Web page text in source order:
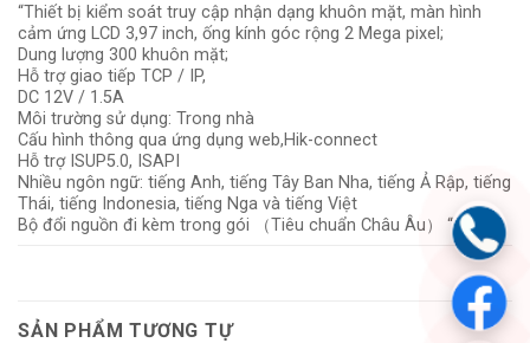
“Thiết bị kiểm soát truy cập nhận dạng khuôn mặt, màn hình
cảm ứng LCD 3,97 inch, ống kính góc rộng 2 Mega pixel;
Dung lượng 300 khuôn mặt;
Hỗ trợ giao tiếp TCP / IP,
DC 12V / 1.5A
Môi trường sử dụng: Trong nhà
Cấu hình thông qua ứng dụng web,Hik-connect
Hỗ trợ ISUP5.0, ISAPI
Nhiều ngôn ngữ: tiếng Anh, tiếng Tây Ban Nha, tiếng Ả Rập, tiếng
Thái, tiếng Indonesia, tiếng Nga và tiếng Việt
Bộ đổi nguồn đi kèm trong gói （Tiêu chuẩn Châu Âu） “
SẢN PHẨM TƯƠNG TỰ